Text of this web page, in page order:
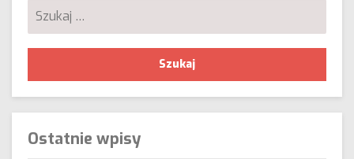
Szukaj:
Ostatnie wpisy